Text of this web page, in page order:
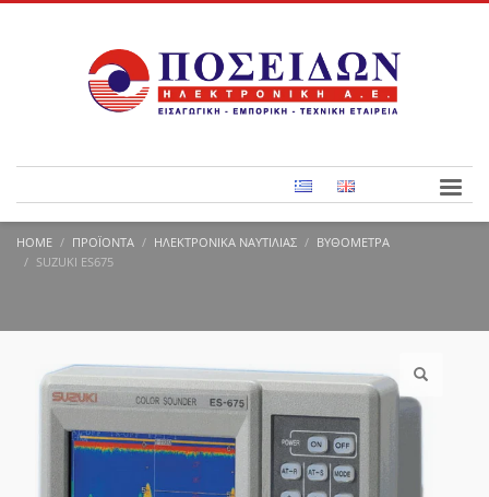
HOME ΠΡΟΪΌΝΤΑ ΗΛΕΚΤΡΟΝΙΚΆ ΝΑΥΤΙΛΊΑΣ
ΒΥΘΌΜΕΤΡΑ
SUZUKI ES675